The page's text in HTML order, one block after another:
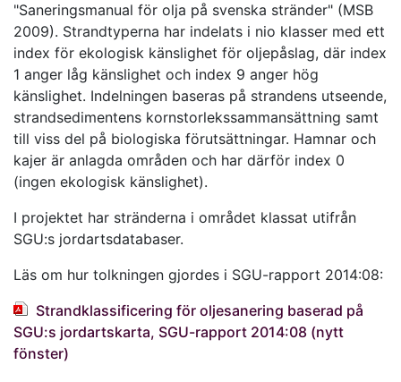
"Saneringsmanual för olja på svenska stränder" (MSB
2009). Strandtyperna har indelats i nio klasser med ett
index för ekologisk känslighet för oljepåslag, där index
1 anger låg känslighet och index 9 anger hög
känslighet. Indelningen baseras på strandens utseende,
strandsedimentens kornstorlekssammansättning samt
till viss del på biologiska förutsättningar. Hamnar och
kajer är anlagda områden och har därför index 0
(ingen ekologisk känslighet).
I projektet har stränderna i området klassat utifrån
SGU:s jordartsdatabaser.
Läs om hur tolkningen gjordes i SGU-rapport 2014:08:
Strandklassificering för oljesanering baserad på
SGU:s jordartskarta, SGU-rapport 2014:08 (nytt
fönster)